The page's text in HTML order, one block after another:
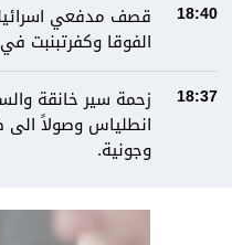
18:40
قصف مدفعي
الفوقا وكفرتبنبت
18:37
زحمة سير خانقة
انطلياس وصولاً الى
وجونية.